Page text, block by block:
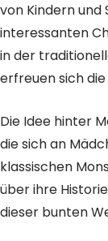
von Kindern
interessanten
in der
erfreuen sich
Die Idee hinter
die sich an
klassischen
über ihre
dieser bunten